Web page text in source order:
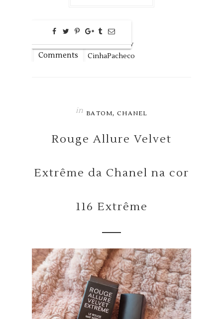
0
Comments
jul07,2022 by
CinhaPacheco
in BATOM, CHANEL
Rouge Allure Velvet
Extrême da Chanel na cor
116 Extrême